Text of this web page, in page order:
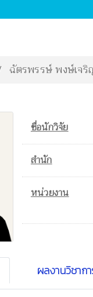
ฉัตรพรรษ์ พงษ์เจ
ชื่อนักวิจัย
สำนัก
หน่วยงาน
ผลงานวิชาก